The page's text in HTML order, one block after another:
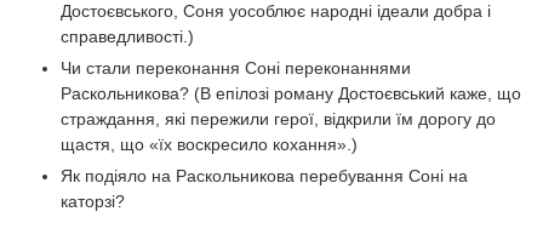
Достоєвського, Соня уособлює народні ідеали добра і
справедливості.)
Чи стали переконання Соні переконаннями
Раскольникова? (В епілозі роману Достоєвський каже, що
страждання, які пережили герої, відкрили їм дорогу до
щастя, що «їх воскресило кохання».)
Як подіяло на Раскольникова перебування Соні на
каторзі?